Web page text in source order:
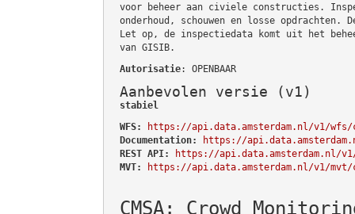
voor beheer aan civiele constructies.
onderhoud, schouwen en losse opdrachten.
Let op, de inspectiedata komt uit het
van GISIB.
Autorisatie: OPENBAAR
Aanbevolen versie (v1)
stabiel
WFS:
https://api.data.amsterdam.nl/v1/
Documentation:
https://
REST API:
https://api.data.amsterdam.nl/
MVT:
https://api.data.amsterdam.nl/v1/
CMSA: Crowd